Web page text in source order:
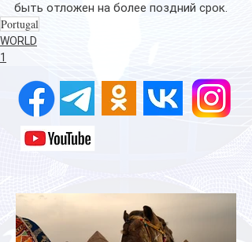
быть отложен на более поздний срок.
Portugal
WORLD
1